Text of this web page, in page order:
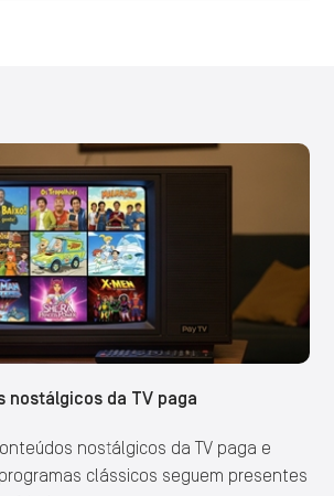
nostálgicos da TV paga
nostálgicos da TV paga e
clássicos seguem presentes